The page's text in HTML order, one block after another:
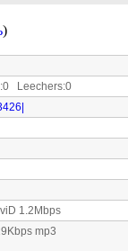
)
Leechers:0
1.2Mbps
mp3